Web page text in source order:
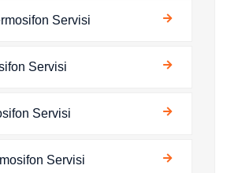
Servisi
Servisi
Servisi
Servisi